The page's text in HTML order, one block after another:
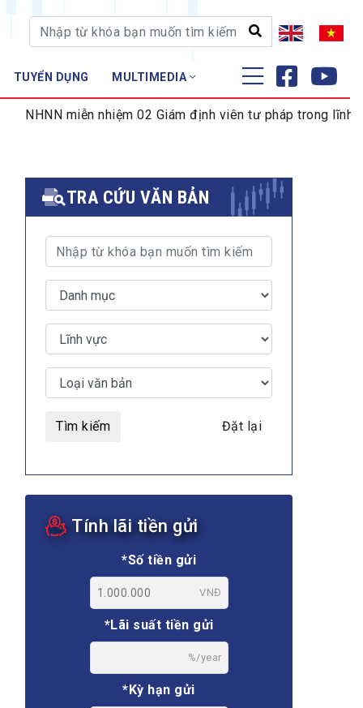
TUYỂN DỤNG MULTIMEDIA
Video
E-magazines
Photos
miễn nhiệm 02 Giám định viên tư pháp trong lĩnh vực tiền tệ
TRA CỨU VĂN BẢN
Tìm kiếm Đặt lại
Tính lãi tiền gửi
*Số tiền gửi
VNĐ
*Lãi suất tiền gửi
%/year
*Kỳ hạn gửi